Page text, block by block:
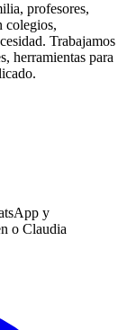
profesores,
colegios,
Trabajamos
herramientas para
y
o Claudia